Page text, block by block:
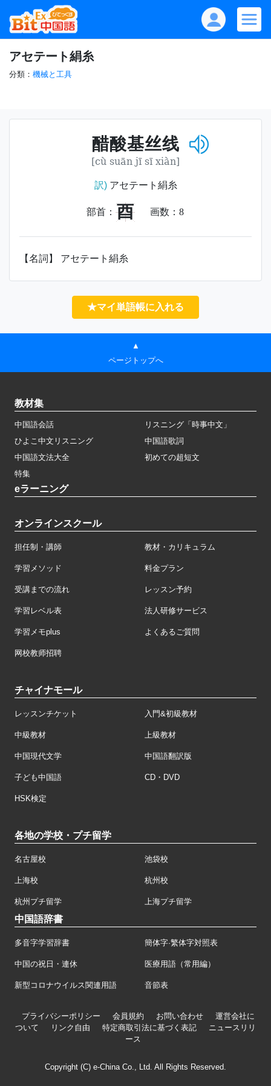
アセテート絹糸
分類： 機械と工具
醋酸基丝线
[cù suān jī sī xiàn]
訳)アセテート絹糸
部首： 酉 画数： 8
【名詞】 アセテート絹糸
★マイ単語帳に入れる
▲
ページトップへ
教材集
中国語会話
リスニング「時事中文」
ひよこ中文リスニング
中国語歌詞
中国語文法大全
初めての超短文
特集
eラーニング
オンラインスクール
担任制・講師 教材・カリキュラム
学習メソッド 料金プラン
受講までの流れ レッスン予約
学習レベル表 法人研修サービス
学習メモplus よくあるご質問
网校教师招聘
チャイナモール
レッスンチケット 入門&初級教材
中級教材 上級教材
中国現代文学 中国語翻訳版
子ども中国語 CD・DVD
HSK検定
各地の学校・プチ留学
名古屋校 池袋校
上海校 杭州校
杭州プチ留学 上海プチ留学
中国語辞書
多音字学習辞書 簡体字·繁体字対照表
中国の祝日・連休 医療用語（常用編）
新型コロナウイルス関連用語 音節表
プライバシーポリシー 会員規約 お問い合わせ
運営会社に
ついて
リンク自由 特定商取引法に基づく表記
ニュースリリ
ース
Copyright (C) e-China Co., Ltd. All Rights Reserved.